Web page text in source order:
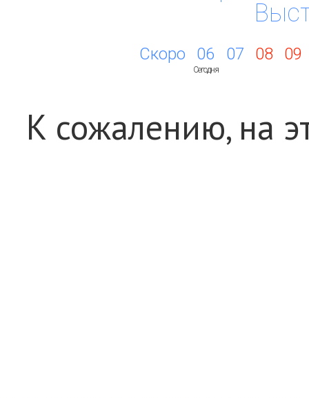
Скоро 06
Сегодня
07 08 09
К сожалению, на